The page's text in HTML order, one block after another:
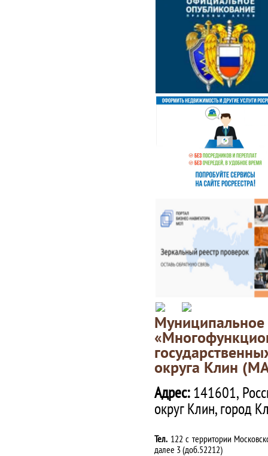
округа Клин
Адрес:141601,
округ Клин, город
Тел. 122 с территории
далее 3 (доб.52212)